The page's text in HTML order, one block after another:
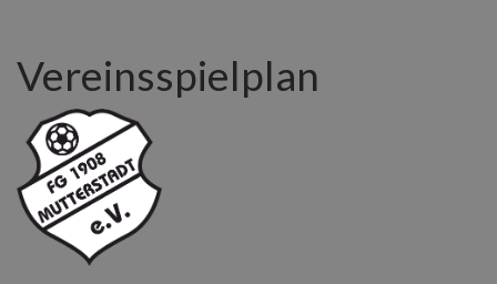
Vereinsspielplan